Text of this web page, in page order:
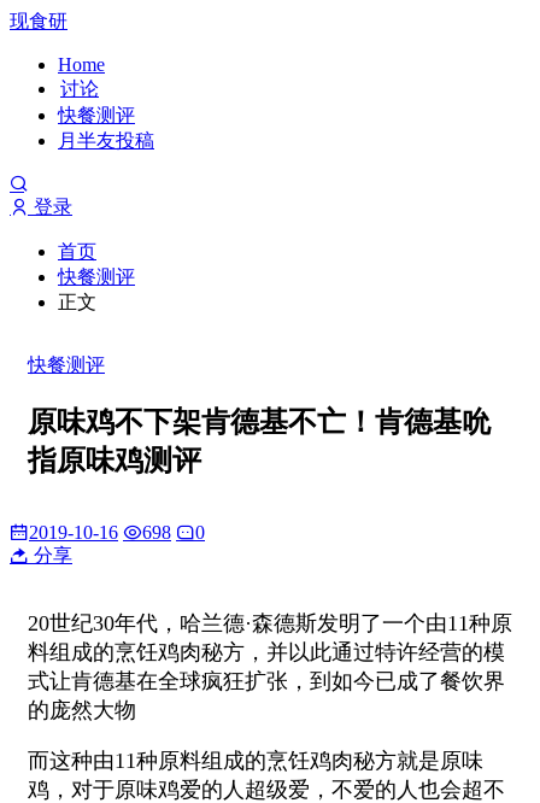
现食研
Home
讨论
快餐测评
月半友投稿
登录
首页
快餐测评
正文
快餐测评
原味鸡不下架肯德基不亡！肯德基吮
指原味鸡测评
2019-10-16 698
0
分享
20世纪30年代，哈兰德·森德斯发明了一个由11种原
料组成的烹饪鸡肉秘方，并以此通过特许经营的模
式让肯德基在全球疯狂扩张，到如今已成了餐饮界
的庞然大物
而这种由11种原料组成的烹饪鸡肉秘方就是原味
鸡，对于原味鸡爱的人超级爱，不爱的人也会超不